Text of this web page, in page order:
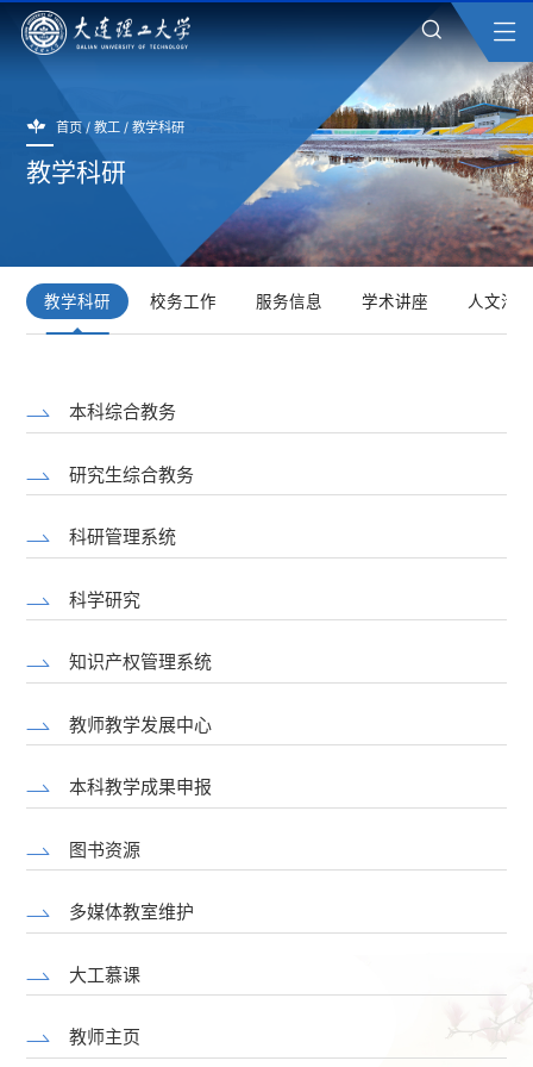
首页/教工 /教学科研
教学科研
教学科研 校务工作 服务信息 学术讲座 人文活
本科综合教务
研究生综合教务
科研管理系统
科学研究
知识产权管理系统
教师教学发展中心
本科教学成果申报
图书资源
多媒体教室维护
大工慕课
教师主页